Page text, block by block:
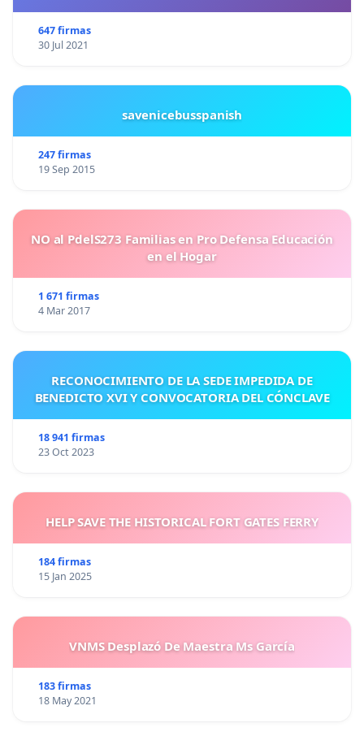
647 firmas
30 Jul 2021
savenicebusspanish
247 firmas
19 Sep 2015
NO al PdelS273 Familias en Pro Defensa Educación
en el Hogar
1 671 firmas
4 Mar 2017
RECONOCIMIENTO DE LA SEDE IMPEDIDA DE
BENEDICTO XVI Y CONVOCATORIA DEL CÓNCLAVE
18 941 firmas
23 Oct 2023
HELP SAVE THE HISTORICAL FORT GATES FERRY
184 firmas
15 Jan 2025
VNMS Desplazó De Maestra Ms García
183 firmas
18 May 2021